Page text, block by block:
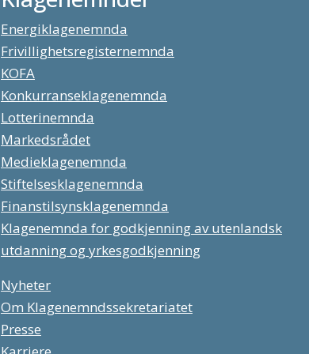
Energiklagenemnda
Frivillighetsregisternemnda
KOFA
Konkurranseklagenemnda
Lotterinemnda
Markedsrådet
Medieklagenemnda
Stiftelsesklagenemnda
Finanstilsynsklagenemnda
Klagenemnda for godkjenning av utenlandsk
utdanning og yrkesgodkjenning
Nyheter
Om Klagenemndssekretariatet
Presse